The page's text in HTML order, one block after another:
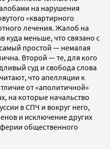
на нарушения
«квартирного
лечения. Жалоб на
куда меньше, что связано с
простой — немалая
Второй — те, для кого
суд и свобода слова
что апелляции к
от «аполитичной»
на которые начальство
в СПЧ и вокруг него,
и исключение других
общественного